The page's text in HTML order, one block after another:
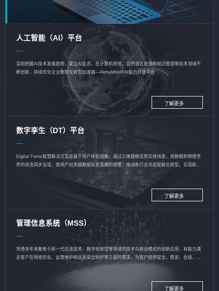
人工智能（AI）平台
深刻把握AI技术发展趋势，建立AI生态，在计算机视觉、自然语言处理和知识图谱等技术领域不
断创新，持续优化企业数智化转型加速器—AlphaMind®AI能力开放平台
了解更多
数字孪生（DT）平台
Digital Twins智慧解决方案是基于用户体验视角，通过三维建模还原实体场景，将数据和物理世
界的状态同步呈现，使用户对关键数据有更直观的感受，推动各行业完成智能化转型，实现新旧
了解更多
管理信息系统（MSS）
凭借多年来聚焦于新一代信息技术、数字化转型等领域的技术与商业模式的创新应用，有能力满
足客户在网络优化、运营维护和信息安全防护等方面的需求，为客户提供安全、稳定、合规、持
了解更多